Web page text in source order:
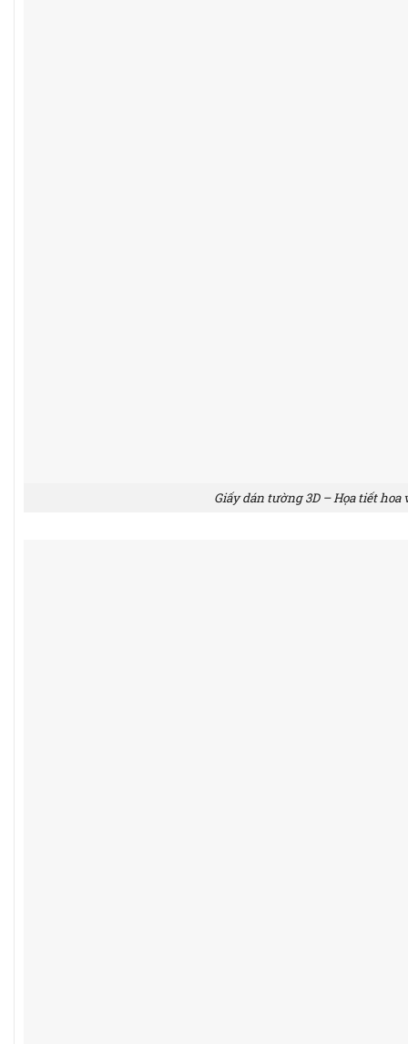
Giấy dán tường 3D – Họa tiết hoa